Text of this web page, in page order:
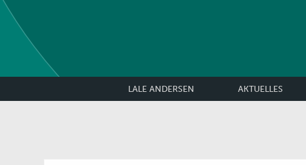
LALE ANDERSEN AKTUELLES